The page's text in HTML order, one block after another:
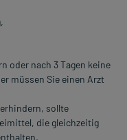
oder nach 3 Tagen keine
müssen Sie einen Arzt
sollte
die gleichzeitig